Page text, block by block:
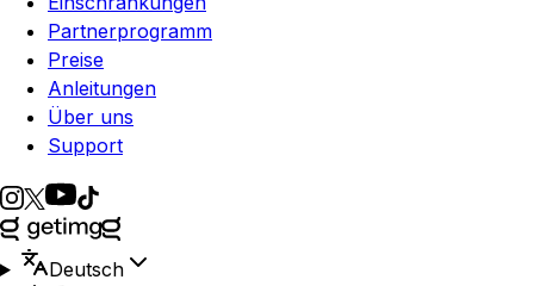
Partnerprogramm
Preise
Anleitungen
Über uns
Support
Deutsch